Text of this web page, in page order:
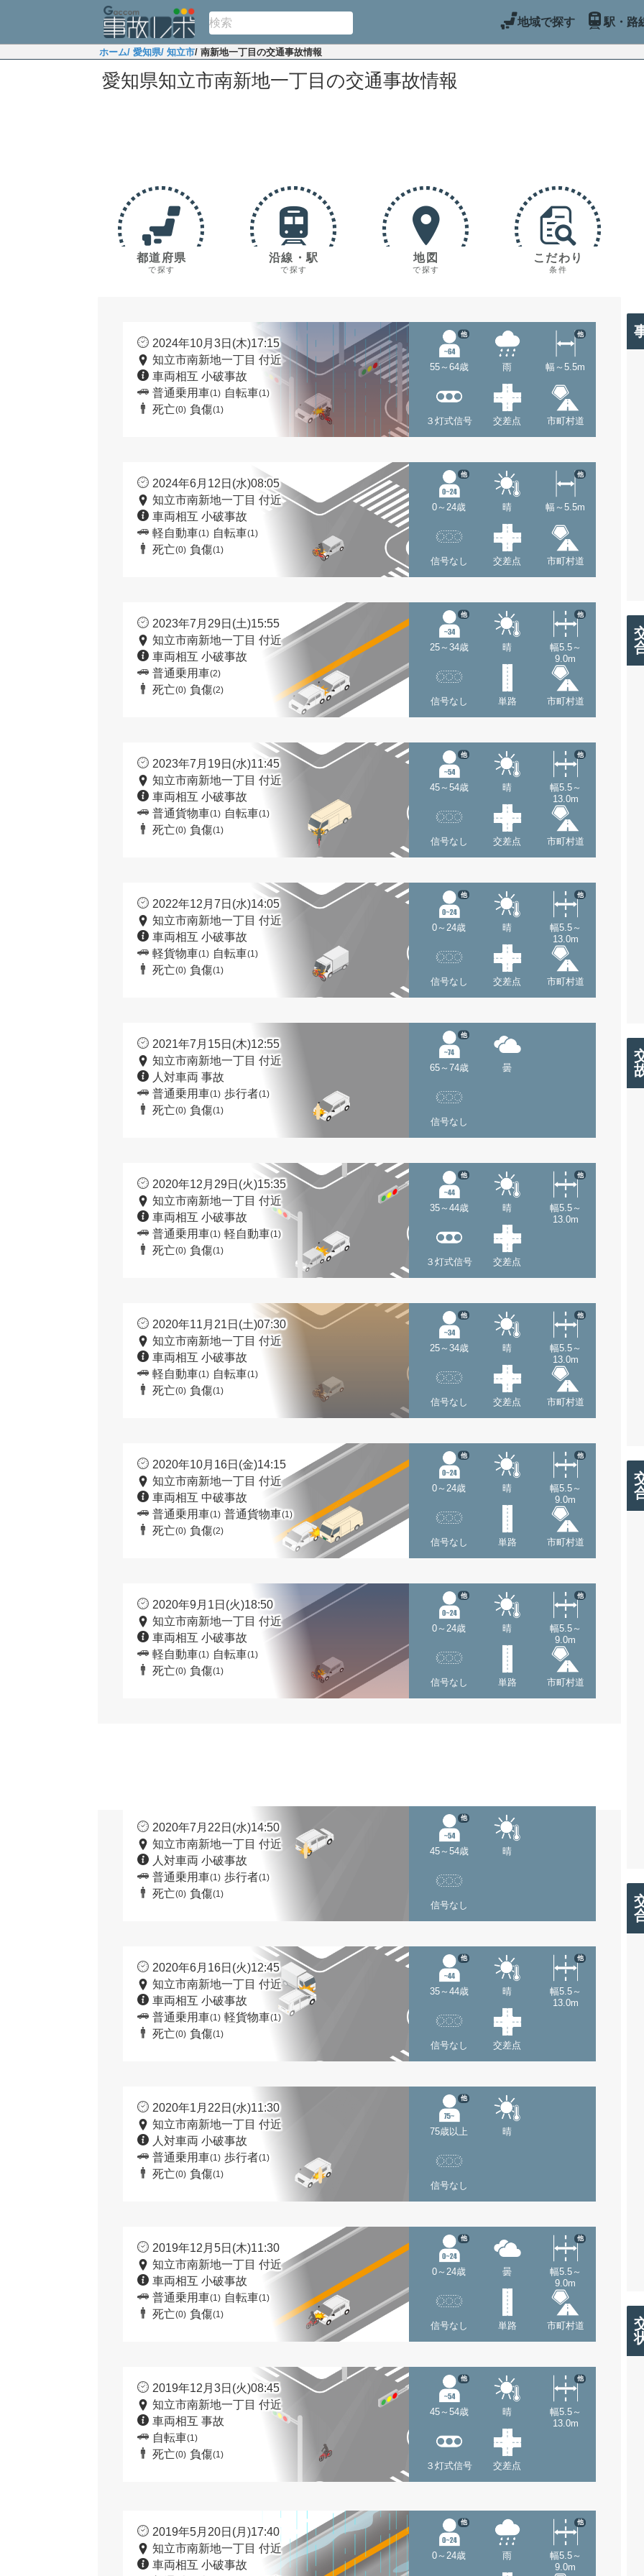
地域で探す 駅・路
ホーム/ 愛知県/ 知立市/ 南新地一丁目の交通事故情報
愛知県知立市南新地一丁目の交通事故情報
都道府県
で探す
沿線・駅
で探す
地図
で探す
こだわり
条件
2024年10月3日(木)17:15
知立市南新地一丁目 付近
車両相互 小破事故
普通乗用車(1) 自転車(1)
死亡(0) 負傷(1)
55～64歳
他
雨 幅～5.5m
他
３灯式信号 交差点 市町村道
2024年6月12日(水)08:05
知立市南新地一丁目 付近
車両相互 小破事故
軽自動車(1) 自転車(1)
死亡(0) 負傷(1)
0～24歳
他
晴 幅～5.5m
他
信号なし 交差点 市町村道
2023年7月29日(土)15:55
知立市南新地一丁目 付近
車両相互 小破事故
普通乗用車(2)
死亡(0) 負傷(2)
25～34歳
他
晴
幅5.5～
9.0m
他
信号なし 単路 市町村道
2023年7月19日(水)11:45
知立市南新地一丁目 付近
車両相互 小破事故
普通貨物車(1) 自転車(1)
死亡(0) 負傷(1)
45～54歳
他
晴
幅5.5～
13.0m
他
信号なし 交差点 市町村道
2022年12月7日(水)14:05
知立市南新地一丁目 付近
車両相互 小破事故
軽貨物車(1) 自転車(1)
死亡(0) 負傷(1)
0～24歳
他
晴
幅5.5～
13.0m
他
信号なし 交差点 市町村道
2021年7月15日(木)12:55
知立市南新地一丁目 付近
人対車両 事故
普通乗用車(1) 歩行者(1)
死亡(0) 負傷(1)
65～74歳
他
曇
信号なし
2020年12月29日(火)15:35
知立市南新地一丁目 付近
車両相互 小破事故
普通乗用車(1) 軽自動車(1)
死亡(0) 負傷(1)
35～44歳
他
晴
幅5.5～
13.0m
他
３灯式信号 交差点
2020年11月21日(土)07:30
知立市南新地一丁目 付近
車両相互 小破事故
軽自動車(1) 自転車(1)
死亡(0) 負傷(1)
25～34歳
他
晴
幅5.5～
13.0m
他
信号なし 交差点 市町村道
2020年10月16日(金)14:15
知立市南新地一丁目 付近
車両相互 中破事故
普通乗用車(1) 普通貨物車(1)
死亡(0) 負傷(2)
0～24歳
他
晴
幅5.5～
9.0m
他
信号なし 単路 市町村道
2020年9月1日(火)18:50
知立市南新地一丁目 付近
車両相互 小破事故
軽自動車(1) 自転車(1)
死亡(0) 負傷(1)
0～24歳
他
晴
幅5.5～
9.0m
他
信号なし 単路 市町村道
2020年7月22日(水)14:50
知立市南新地一丁目 付近
人対車両 小破事故
普通乗用車(1) 歩行者(1)
死亡(0) 負傷(1)
45～54歳
他
晴
信号なし
2020年6月16日(火)12:45
知立市南新地一丁目 付近
車両相互 小破事故
普通乗用車(1) 軽貨物車(1)
死亡(0) 負傷(1)
35～44歳
他
晴
幅5.5～
13.0m
他
信号なし 交差点
2020年1月22日(水)11:30
知立市南新地一丁目 付近
人対車両 小破事故
普通乗用車(1) 歩行者(1)
死亡(0) 負傷(1)
75歳以上
他
晴
信号なし
2019年12月5日(木)11:30
知立市南新地一丁目 付近
車両相互 小破事故
普通乗用車(1) 自転車(1)
死亡(0) 負傷(1)
0～24歳
他
曇
幅5.5～
9.0m
他
信号なし 単路 市町村道
2019年12月3日(火)08:45
知立市南新地一丁目 付近
車両相互 事故
自転車(1)
死亡(0) 負傷(1)
45～54歳
他
晴
幅5.5～
13.0m
他
３灯式信号 交差点
2019年5月20日(月)17:40
知立市南新地一丁目 付近
車両相互 小破事故
0～24歳
他
雨
幅5.5～
9.0m
他